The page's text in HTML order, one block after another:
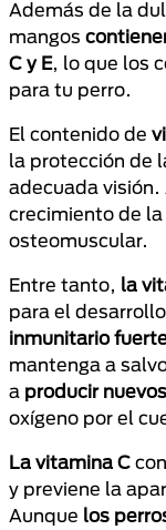
Además de la
mangos
C y E, lo que los
para tu perro.
El contenido de
la protección de
adecuada
crecimiento de
osteomuscular.
Entre tanto, la
para el
inmunitario
mantenga a
a producir
oxígeno por el
La vitamina C
y previene la
Aunque los